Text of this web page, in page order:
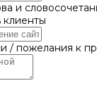
и
клиенты
/ пожелания к